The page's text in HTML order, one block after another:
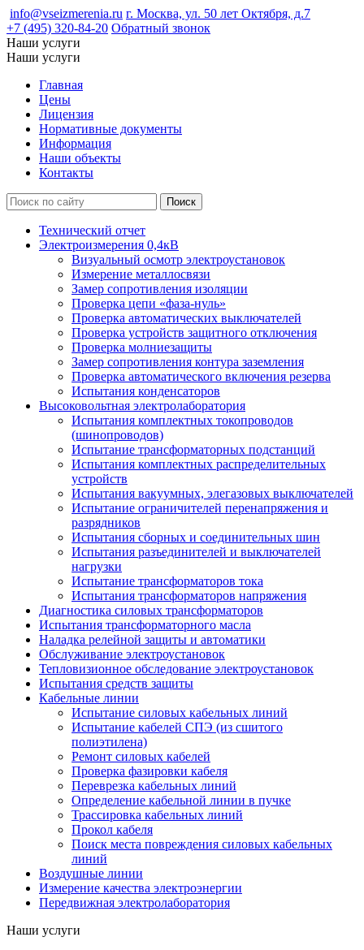
info@vseizmerenia.ru г. Москва, ул. 50 лет Октября, д.7
+7 (495) 320-84-20 Обратный звонок
Наши услуги
Наши услуги
Главная
Цены
Лицензия
Нормативные документы
Информация
Наши объекты
Контакты
Технический отчет
Электроизмерения 0,4кВ
Визуальный осмотр электроустановок
Измерение металлосвязи
Замер сопротивления изоляции
Проверка цепи «фаза-нуль»
Проверка автоматических выключателей
Проверка устройств защитного отключения
Проверка молниезащиты
Замер сопротивления контура заземления
Проверка автоматического включения резерва
Испытания конденсаторов
Высоковольтная электролаборатория
Испытания комплектных токопроводов
(шинопроводов)
Испытание трансформаторных подстанций
Испытания комплектных распределительных
устройств
Испытания вакуумных, элегазовых выключателей
Испытание ограничителей перенапряжения и
разрядников
Испытания сборных и соединительных шин
Испытания разъединителей и выключателей
нагрузки
Испытание трансформаторов тока
Испытания трансформаторов напряжения
Диагностика силовых трансформаторов
Испытания трансформаторного масла
Наладка релейной защиты и автоматики
Обслуживание электроустановок
Тепловизионное обследование электроустановок
Испытания средств защиты
Кабельные линии
Испытание силовых кабельных линий
Испытание кабелей СПЭ (из сшитого
полиэтилена)
Ремонт силовых кабелей
Проверка фазировки кабеля
Переврезка кабельных линий
Определение кабельной линии в пучке
Трассировка кабельных линий
Прокол кабеля
Поиск места повреждения силовых кабельных
линий
Воздушные линии
Измерение качества электроэнергии
Передвижная электролаборатория
Наши услуги